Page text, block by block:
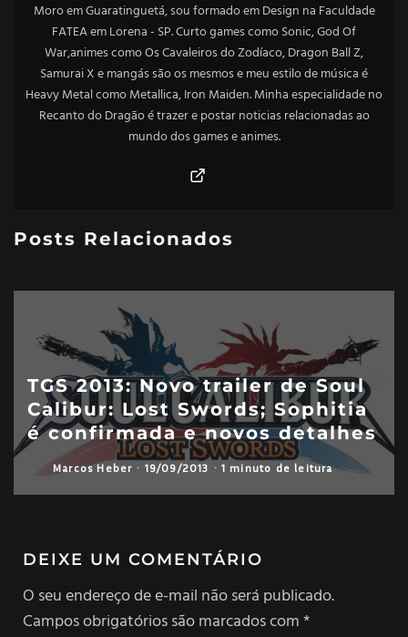
Moro em Guaratinguetá, sou formado em Design na Faculdade
FATEA em Lorena - SP. Curto games como Sonic, God Of
War,animes como Os Cavaleiros do Zodíaco, Dragon Ball Z,
Samurai X e mangás são os mesmos e meu estilo de música é
Heavy Metal como Metallica, Iron Maiden. Minha especialidade no
Recanto do Dragão é trazer e postar noticias relacionadas ao
mundo dos games e animes.
Posts Relacionados
TGS 2013: Novo trailer de Soul
Calibur: Lost Swords; Sophitia
é confirmada e novos detalhes
Marcos Heber · 19/09/2013 · 1 minuto de leitura
DEIXE UM COMENTÁRIO
O seu endereço de e-mail não será publicado.
Campos obrigatórios são marcados com*